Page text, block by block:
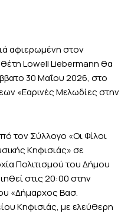
αφιερωμένη στον
Lowell Liebermann θα
30 Μαΐου 2026, στο
«Εαρινές Μελωδίες στην
τον Σύλλογο «Οι Φίλοι
Κηφισιάς» σε
Πολιτισμού του Δήμου
στις 20:00 στην
«Δήμαρχος Βασ.
Κηφισιάς, με ελεύθερη